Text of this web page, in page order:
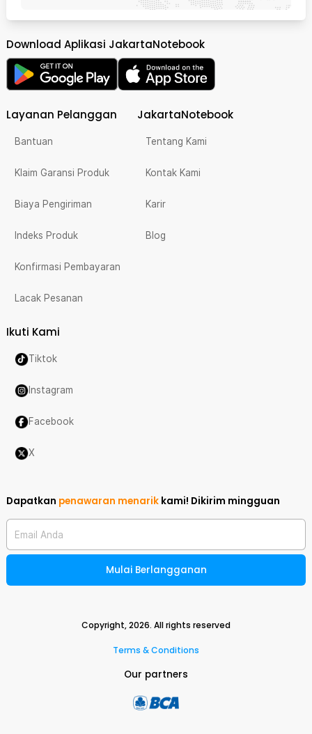
Download Aplikasi JakartaNotebook
Layanan Pelanggan
Bantuan
Klaim Garansi Produk
Biaya Pengiriman
Indeks Produk
Konfirmasi Pembayaran
Lacak Pesanan
JakartaNotebook
Tentang Kami
Kontak Kami
Karir
Blog
Ikuti Kami
Tiktok
Instagram
Facebook
X
Dapatkan penawaran menarik kami! Dikirim mingguan
Email Anda
Mulai Berlangganan
Copyright,2026. All rights reserved
Terms & Conditions
Our partners